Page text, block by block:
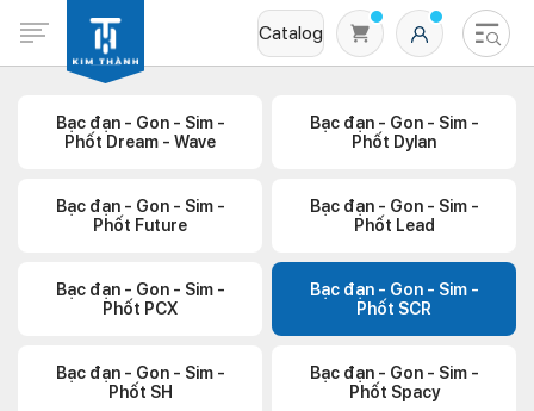
Catalog
Không có sản phẩm nào trong giỏ hàng
Bạc đạn - Gon - Sim -
Phốt Dream - Wave
Bạc đạn - Gon - Sim -
Phốt Dylan
Bạc đạn - Gon - Sim -
Phốt Future
Bạc đạn - Gon - Sim -
Phốt Lead
Bạc đạn - Gon - Sim -
Phốt PCX
Bạc đạn - Gon - Sim -
Phốt SCR
Bạc đạn - Gon - Sim -
Phốt SH
Bạc đạn - Gon - Sim -
Phốt Spacy